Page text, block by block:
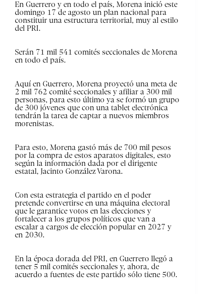
En Guerrero y en todo el país, Morena inició este
domingo 17 de agosto un plan nacional para
constituir una estructura territorial, muy al estilo
del PRI.
Serán 71 mil 541 comités seccionales de Morena
en todo el país.
Aquí en Guerrero, Morena proyectó una meta de
2 mil 762 comité seccionales y afiliar a 300 mil
personas, para esto último ya se formó un grupo
de 300 jóvenes que con una tablet electrónica
tendrán la tarea de captar a nuevos miembros
morenistas.
Para esto, Morena gastó más de 700 mil pesos
por la compra de estos aparatos digitales, esto
según la información dada por el dirigente
estatal, Jacinto González Varona.
Con esta estrategia el partido en el poder
pretende convertirse en una máquina electoral
que le garantice votos en las elecciones y
fortalecer a los grupos políticos que van a
escalar a cargos de elección popular en 2027 y
en 2030.
En la época dorada del PRI, en Guerrero llegó a
tener 5 mil comités seccionales y, ahora, de
acuerdo a fuentes de este partido sólo tiene 500.